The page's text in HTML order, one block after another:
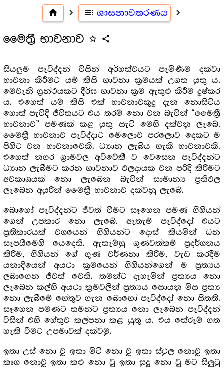
home navigate_next toc ශාසනාවතරණය navigate_next
මෛත්‍රී භාවනාව star_outline share
සියලුම පැවිද්දන් විසින් අර්හත්වයට පැමිණීම දක්වා
භාවනා කිරීමට යම් කිසි භාවනා ක්‍ර‍මයක් උගත යුතු ය.
මෙවැනි ග්‍ර‍න්ථයකට දීර්ඝ භාවනා ක්‍ර‍ම ඇතුළු කිරීම දුෂ්කර
ය. එහෙත් යම් කිසි එක් භාවනාවකුදු දැන නොසිටිය
හොත් පැවිදි ජීවිතයට එය තරම් නො වන බැවින් “මෛත්‍රී
භාවනාව” පමණක් කළ යුතු සැටි මෙහි දක්වනු ලැබේ.
මෛත්‍රී භාවනාව පැවිද්දාට මෙලොව පරලොව දෙකට ම
පිහිට වන භාවනාවෙකි. ධ්‍යාන ලැබිය හැකි භාවනාවකි.
එහෙත් නගර ග්‍රාමවල අවිවේකී ව වෙසෙන පැවිද්දන්ට
ධ්‍යාන ලැබීමට කරන භාවනාව ඵලදායක වන පරිදි කිරීමට
අවකාශයක් නො ලැබෙන බැවින් සාමාන්‍ය ප්‍ර‍තිඵල
ලැබෙන අයුරින් මෛත්‍රී භාවනාව දක්වනු ලැබේ.
බොහෝ පැවිද්දන්ට ජීවත් වීමට සෑහෙන පමණ ගිහියන්
ගෙන් උපකාර නො ලැබේ. ඇතැම් පැවිද්දෝ එයට
ප්‍ර‍තිකාරයක් වශයෙන් ගිහියන්ට දොස් කියමින් ධන
සැපයීමෙහි යෙදෙති. ඇතැම්හු ගුණවත්කම් ප්‍ර‍දර්ශනය
කිරීම, ගිහියන් ගේ ගුණ වර්ණනා කිරීම, වැඩ කරදීම
යනාදියෙන් අයථා ක්‍ර‍මයෙන් ගිහියන්ගෙන් ම ප්‍රත්‍යය
ලබාගෙන ජීවත් වෙති. තමන්ට දැහැමින් ප්‍ර‍ත්‍යය නො
ලැබෙන කල්හි අයථා ක්‍ර‍මවලින් ප්‍ර‍ත්‍යය සොයනු මිස ප්‍ර‍ත්‍ය
නො ලැබීමේ හේතුව ගැන බොහෝ පැවිද්දෝ නො සිතති.
සෑහෙන පමණට තමන්ට ප්‍ර‍ත්‍යය නො ලැබෙන පැවිද්දන්
විසින් එහි හේතුව කල්පනා කළ යුතු ය. එය තේරුම් ගත
හැකි වීමට උපමාවක් දක්වමු.
ඉතා උස් නො වූ ඉතා මිටි නො වූ ඉතා ස්ථුල නොවූ ඉතා
කෘශ නොවූ ඉතා කළු නො වූ ඉතා සුදු නො වූ මට සිලුටු